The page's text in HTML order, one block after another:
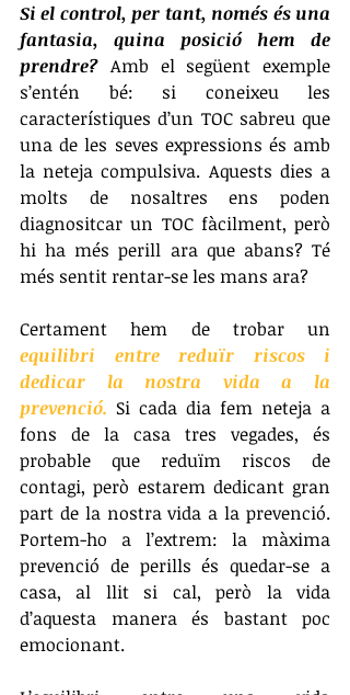
Si el control, per tant, només és una
fantasia, quina posició hem de
prendre? Amb el següent exemple
s’entén bé: si coneixeu les
característiques d’un TOC sabreu que
una de les seves expressions és amb
la neteja compulsiva. Aquests dies a
molts de nosaltres ens poden
diagnositcar un TOC fàcilment, però
hi ha més perill ara que abans? Té
més sentit rentar-se les mans ara?
equilibri entre reduïr riscos i
dedicar la nostra vida a la
prevenció. Si cada dia fem neteja a
fons de la casa tres vegades, és
probable que reduïm riscos de
contagi, però estarem dedicant gran
part de la nostra vida a la prevenció.
Portem-ho a l’extrem: la màxima
prevenció de perills és quedar-se a
casa, al llit si cal, però la vida
d’aquesta manera és bastant poc
emocionant.